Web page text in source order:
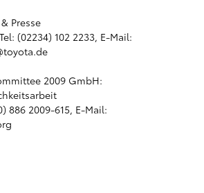
Presse
(02234) 102 2233, E-Mail:
2009 GmbH:
886 2009-615, E-Mail: